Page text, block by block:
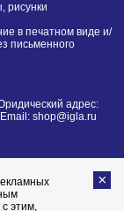
рисунки
в печатном виде и/
письменного
адрес:
shop@igla.ru
этим,